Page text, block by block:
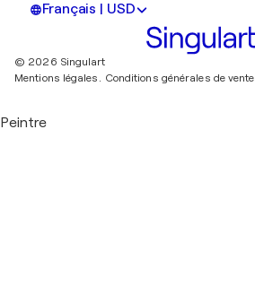
Français | USD
© 2026 Singulart
Mentions légales. Conditions générales de vente
Peintre